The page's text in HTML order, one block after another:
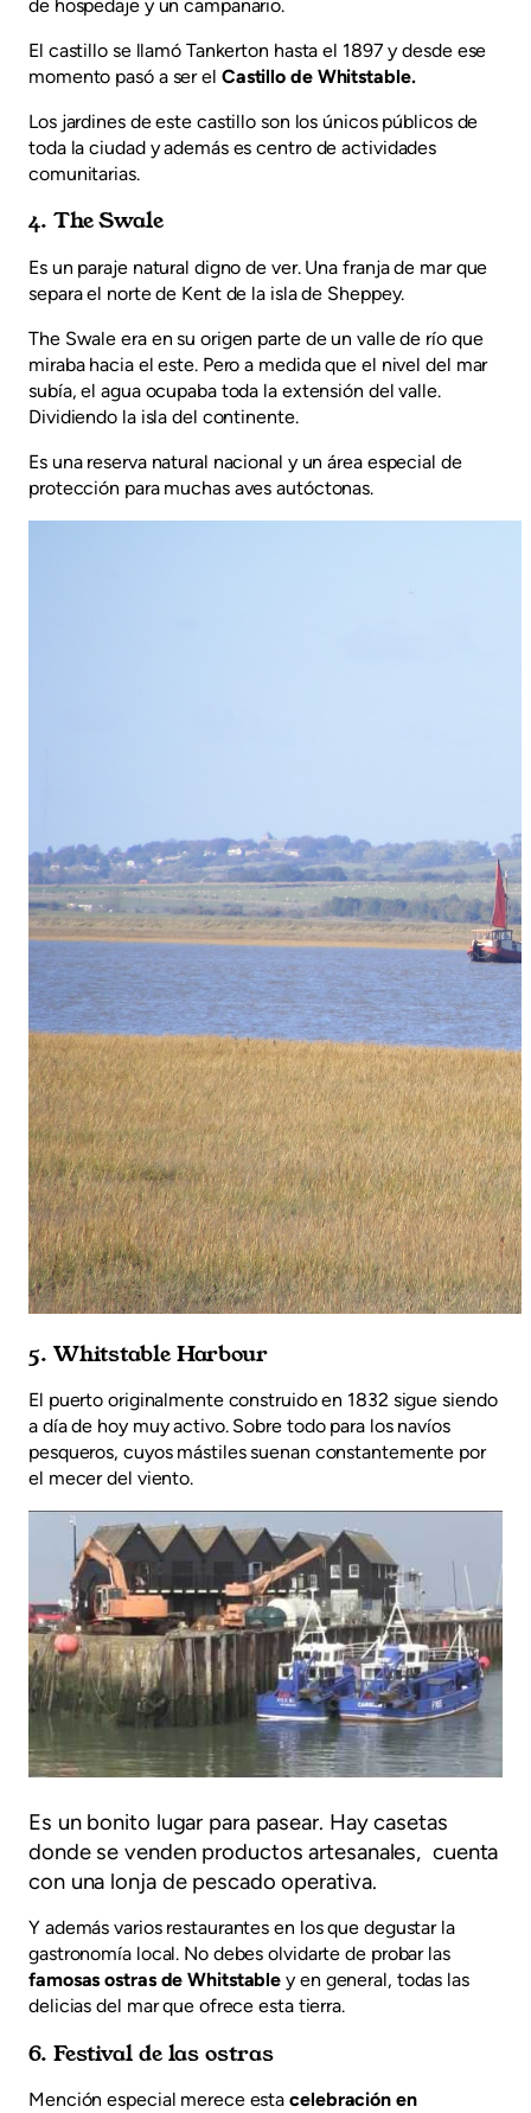
de hospedaje y un campanario.
El castillo se llamó Tankerton hasta el 1897 y desde ese
momento pasó a ser el Castillo de Whitstable.
Los jardines de este castillo son los únicos públicos de
toda la ciudad y además es centro de actividades
comunitarias.
4. The Swale
Es un paraje natural digno de ver. Una franja de mar que
separa el norte de Kent de la isla de Sheppey.
The Swale era en su origen parte de un valle de río que
miraba hacia el este. Pero a medida que el nivel del mar
subía, el agua ocupaba toda la extensión del valle.
Dividiendo la isla del continente.
Es una reserva natural nacional y un área especial de
protección para muchas aves autóctonas.
5. Whitstable Harbour
El puerto originalmente construido en 1832 sigue siendo
a día de hoy muy activo. Sobre todo para los navíos
pesqueros, cuyos mástiles suenan constantemente por
el mecer del viento.
Es un bonito lugar para pasear. Hay casetas
donde se venden productos artesanales, cuenta
con una lonja de pescado operativa.
Y además varios restaurantes en los que degustar la
gastronomía local. No debes olvidarte de probar las
famosas ostras de Whitstabley en general, todas las
delicias del mar que ofrece esta tierra.
6. Festival de las ostras
Mención especial merece estacelebración en